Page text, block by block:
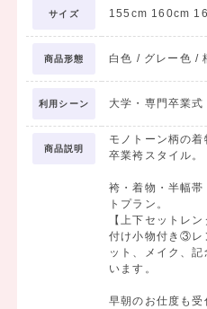
サイズ 155cm 160cm
商品形態 白色 / グレー色 /
利用シーン 大学・専門卒業
商品説明
モノトーン柄の
卒業袴スタイル。
袴・着物・半幅帯
トプラン。
【上下セットレ
付け小物付き③レ
ット、メイク、
います。
早朝のお仕度も受